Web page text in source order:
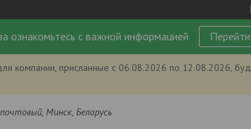
ознакомьтесь с важной информацией Перейти
компании, присланные с 06.08.2026 по 12.08.2026,
Минск, Беларусь